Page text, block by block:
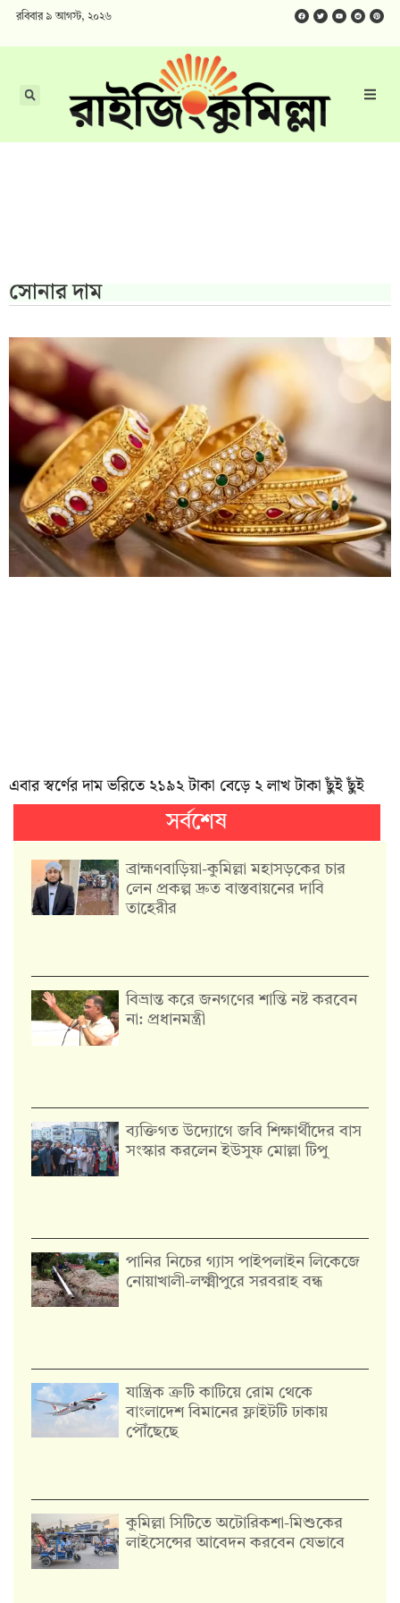
রবিবার ৯ আগস্ট, ২০২৬
সোনার দাম
এবার স্বর্ণের দাম ভরিতে ২১৯২ টাকা বেড়ে ২ লাখ টাকা ছুঁই ছুঁই
সর্বশেষ
ব্রাহ্মণবাড়িয়া-কুমিল্লা মহাসড়কের চার
লেন প্রকল্প দ্রুত বাস্তবায়নের দাবি
তাহেরীর
বিভ্রান্ত করে জনগণের শান্তি নষ্ট করবেন
না: প্রধানমন্ত্রী
ব্যক্তিগত উদ্যোগে জবি শিক্ষার্থীদের বাস
সংস্কার করলেন ইউসুফ মোল্লা টিপু
পানির নিচের গ্যাস পাইপলাইন লিকেজে
নোয়াখালী-লক্ষ্মীপুরে সরবরাহ বন্ধ
যান্ত্রিক ত্রুটি কাটিয়ে রোম থেকে
বাংলাদেশ বিমানের ফ্লাইটটি ঢাকায়
পৌঁছেছে
কুমিল্লা সিটিতে অটোরিকশা-মিশুকের
লাইসেন্সের আবেদন করবেন যেভাবে